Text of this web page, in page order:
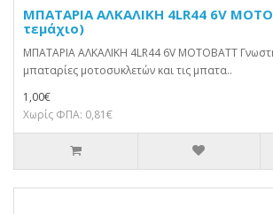
ΜΠΑΤΑΡΙΑ ΑΛΚΑΛΙΚΗ 4LR44 6V
τεμάχιο)
ΜΠΑΤΑΡΙΑ ΑΛΚΑΛΙΚΗ 4LR44 6V MOTOBATT
μπαταρίες μοτοσυκλετών και τις μπατα..
1,00€
Χωρίς ΦΠΑ: 0,81€